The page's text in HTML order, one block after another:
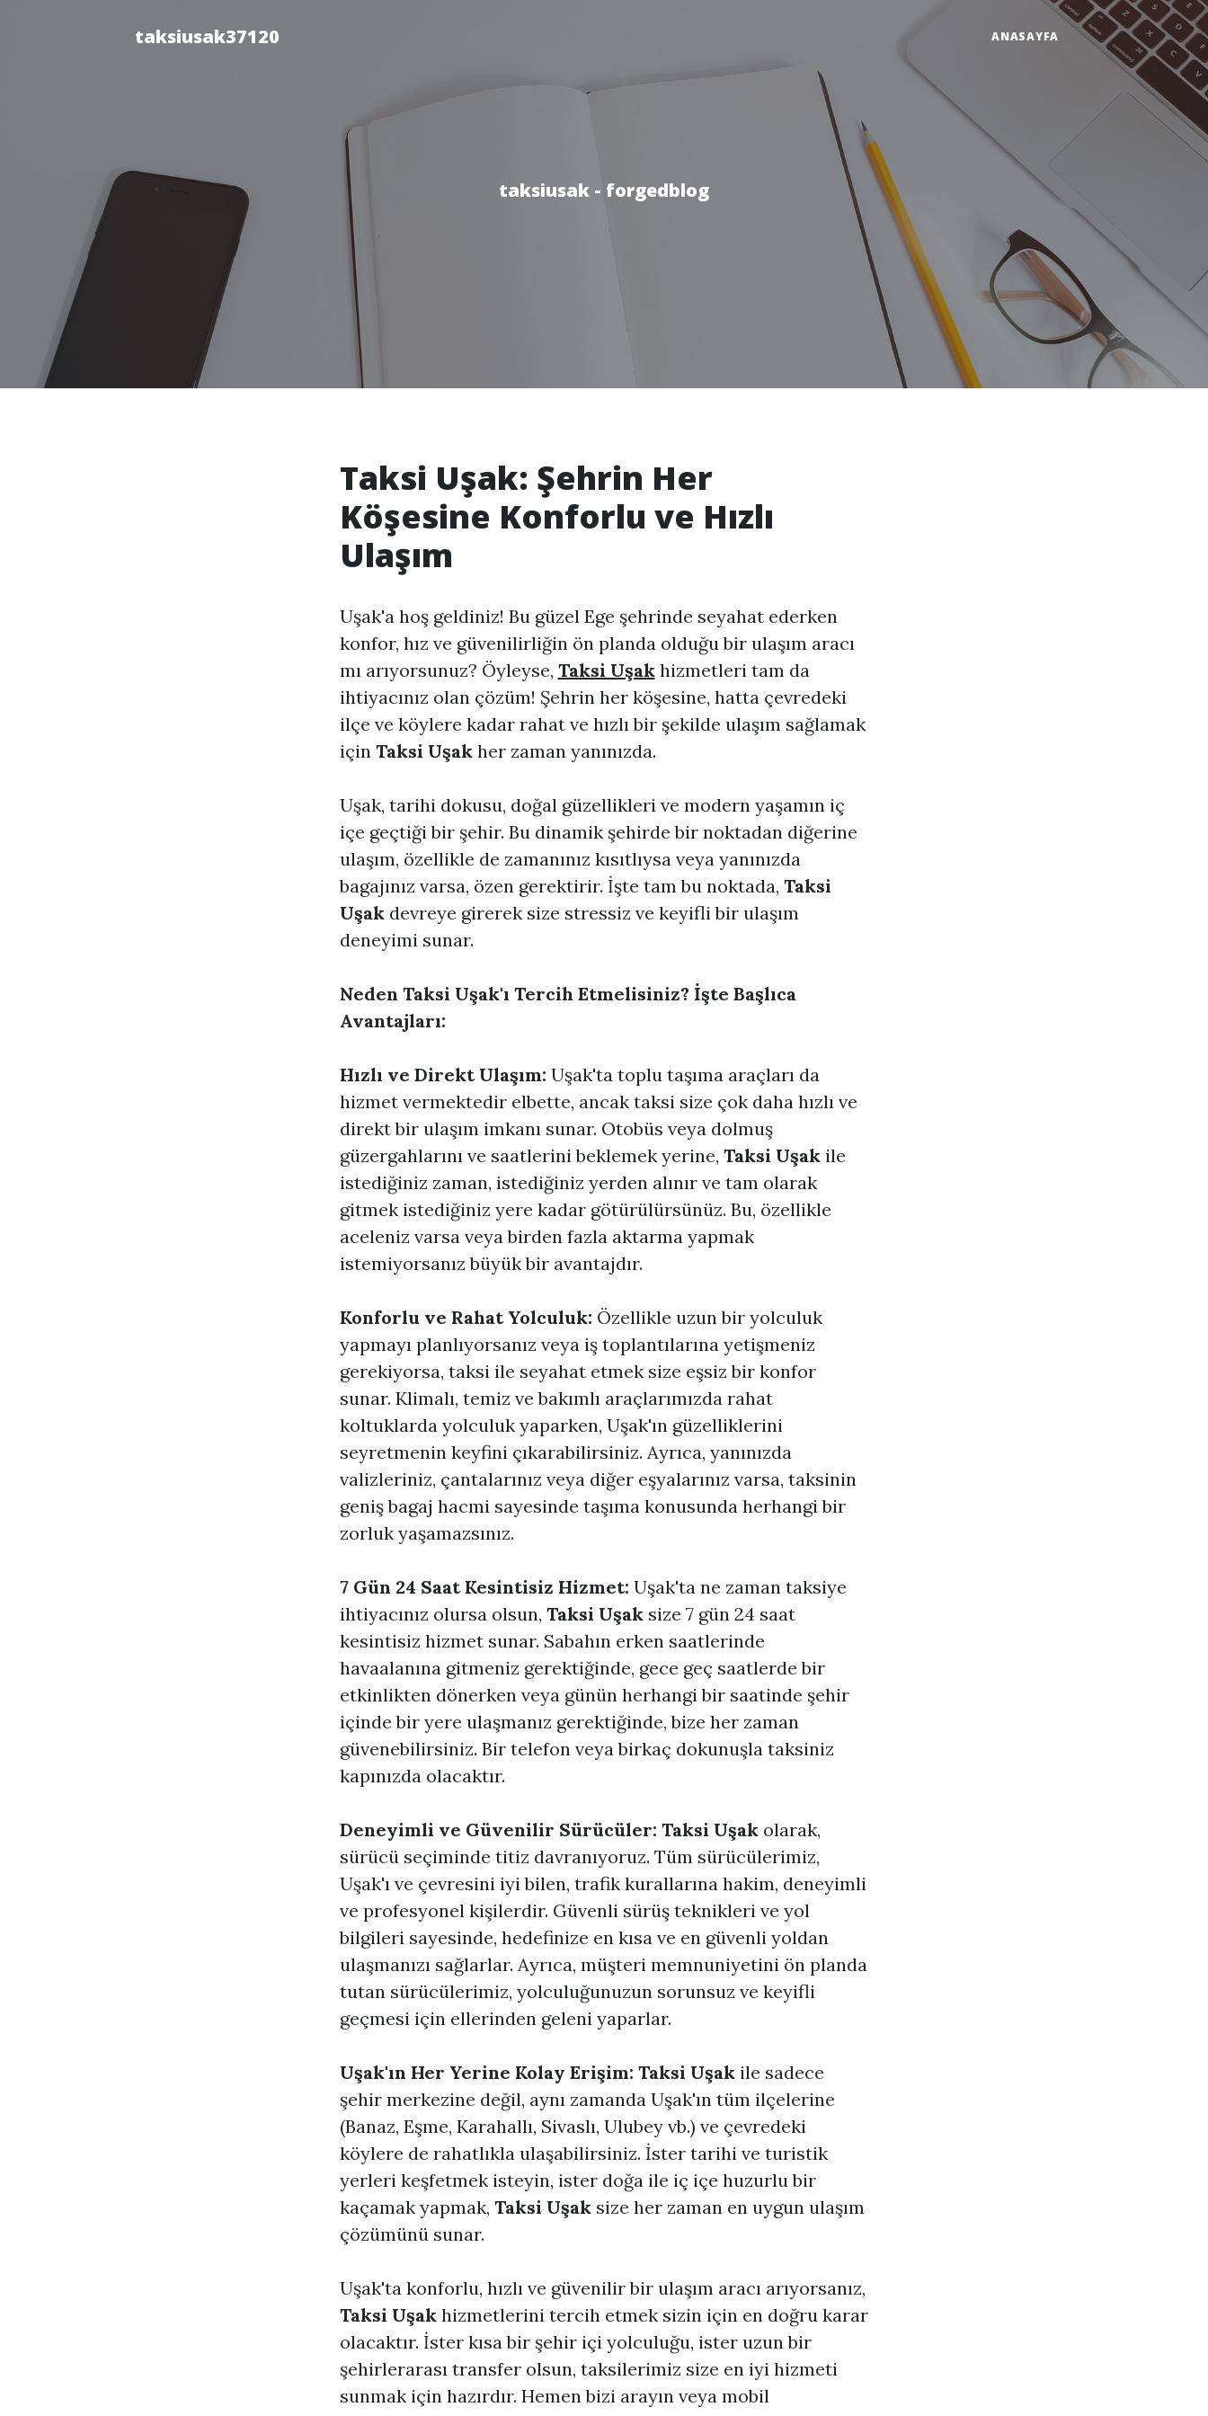
taksiusak37120 ANASAYFA
taksiusak - forgedblog
Taksi Uşak: Şehrin Her
Köşesine Konforlu ve Hızlı
Ulaşım
Uşak'a hoş geldiniz! Bu güzel Ege şehrinde seyahat ederken
konfor, hız ve güvenilirliğin ön planda olduğu bir ulaşım aracı
mı arıyorsunuz? Öyleyse, Taksi Uşakhizmetleri tam da
ihtiyacınız olan çözüm! Şehrin her köşesine, hatta çevredeki
ilçe ve köylere kadar rahat ve hızlı bir şekilde ulaşım sağlamak
için Taksi Uşakher zaman yanınızda.
Uşak, tarihi dokusu, doğal güzellikleri ve modern yaşamın iç
içe geçtiği bir şehir. Bu dinamik şehirde bir noktadan diğerine
ulaşım, özellikle de zamanınız kısıtlıysa veya yanınızda
bagajınız varsa, özen gerektirir. İşte tam bu noktada, Taksi
Uşakdevreye girerek size stressiz ve keyifli bir ulaşım
deneyimi sunar.
Neden Taksi Uşak'ı Tercih Etmelisiniz? İşte Başlıca
Avantajları:
Hızlı ve Direkt Ulaşım: Uşak'ta toplu taşıma araçları da
hizmet vermektedir elbette, ancak taksi size çok daha hızlı ve
direkt bir ulaşım imkanı sunar. Otobüs veya dolmuş
güzergahlarını ve saatlerini beklemek yerine, Taksi Uşakile
istediğiniz zaman, istediğiniz yerden alınır ve tam olarak
gitmek istediğiniz yere kadar götürülürsünüz. Bu, özellikle
aceleniz varsa veya birden fazla aktarma yapmak
istemiyorsanız büyük bir avantajdır.
Konforlu ve Rahat Yolculuk: Özellikle uzun bir yolculuk
yapmayı planlıyorsanız veya iş toplantılarına yetişmeniz
gerekiyorsa, taksi ile seyahat etmek size eşsiz bir konfor
sunar. Klimalı, temiz ve bakımlı araçlarımızda rahat
koltuklarda yolculuk yaparken, Uşak'ın güzelliklerini
seyretmenin keyfini çıkarabilirsiniz. Ayrıca, yanınızda
valizleriniz, çantalarınız veya diğer eşyalarınız varsa, taksinin
geniş bagaj hacmi sayesinde taşıma konusunda herhangi bir
zorluk yaşamazsınız.
7 Gün 24 Saat Kesintisiz Hizmet: Uşak'ta ne zaman taksiye
ihtiyacınız olursa olsun, Taksi Uşaksize 7 gün 24 saat
kesintisiz hizmet sunar. Sabahın erken saatlerinde
havaalanına gitmeniz gerektiğinde, gece geç saatlerde bir
etkinlikten dönerken veya günün herhangi bir saatinde şehir
içinde bir yere ulaşmanız gerektiğinde, bize her zaman
güvenebilirsiniz. Bir telefon veya birkaç dokunuşla taksiniz
kapınızda olacaktır.
Deneyimli ve Güvenilir Sürücüler: Taksi Uşakolarak,
sürücü seçiminde titiz davranıyoruz. Tüm sürücülerimiz,
Uşak'ı ve çevresini iyi bilen, trafik kurallarına hakim, deneyimli
ve profesyonel kişilerdir. Güvenli sürüş teknikleri ve yol
bilgileri sayesinde, hedefinize en kısa ve en güvenli yoldan
ulaşmanızı sağlarlar. Ayrıca, müşteri memnuniyetini ön planda
tutan sürücülerimiz, yolculuğunuzun sorunsuz ve keyifli
geçmesi için ellerinden geleni yaparlar.
Uşak'ın Her Yerine Kolay Erişim: Taksi Uşakile sadece
şehir merkezine değil, aynı zamanda Uşak'ın tüm ilçelerine
(Banaz, Eşme, Karahallı, Sivaslı, Ulubey vb.) ve çevredeki
köylere de rahatlıkla ulaşabilirsiniz. İster tarihi ve turistik
yerleri keşfetmek isteyin, ister doğa ile iç içe huzurlu bir
kaçamak yapmak, Taksi Uşaksize her zaman en uygun ulaşım
çözümünü sunar.
Uşak'ta konforlu, hızlı ve güvenilir bir ulaşım aracı arıyorsanız,
Taksi Uşakhizmetlerini tercih etmek sizin için en doğru karar
olacaktır. İster kısa bir şehir içi yolculuğu, ister uzun bir
şehirlerarası transfer olsun, taksilerimiz size en iyi hizmeti
sunmak için hazırdır. Hemen bizi arayın veya mobil